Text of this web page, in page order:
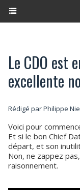
Le CDO est
excellente
Rédigé parPhilippe
Voici pour
Et si le bon Chief
départ, et son
Non, ne zappez
raisonnement.